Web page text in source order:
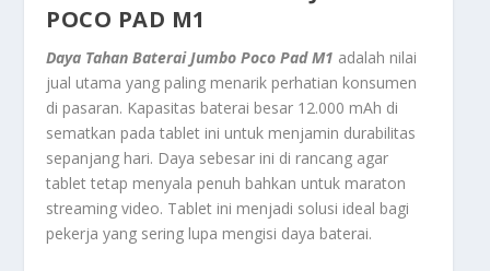
POCO PAD M1
Daya Tahan Baterai Jumbo Poco Pad M1 adalah nilai
jual utama yang paling menarik perhatian konsumen
di pasaran. Kapasitas baterai besar 12.000 mAh di
sematkan pada tablet ini untuk menjamin durabilitas
sepanjang hari. Daya sebesar ini di rancang agar
tablet tetap menyala penuh bahkan untuk maraton
streaming video. Tablet ini menjadi solusi ideal bagi
pekerja yang sering lupa mengisi daya baterai.